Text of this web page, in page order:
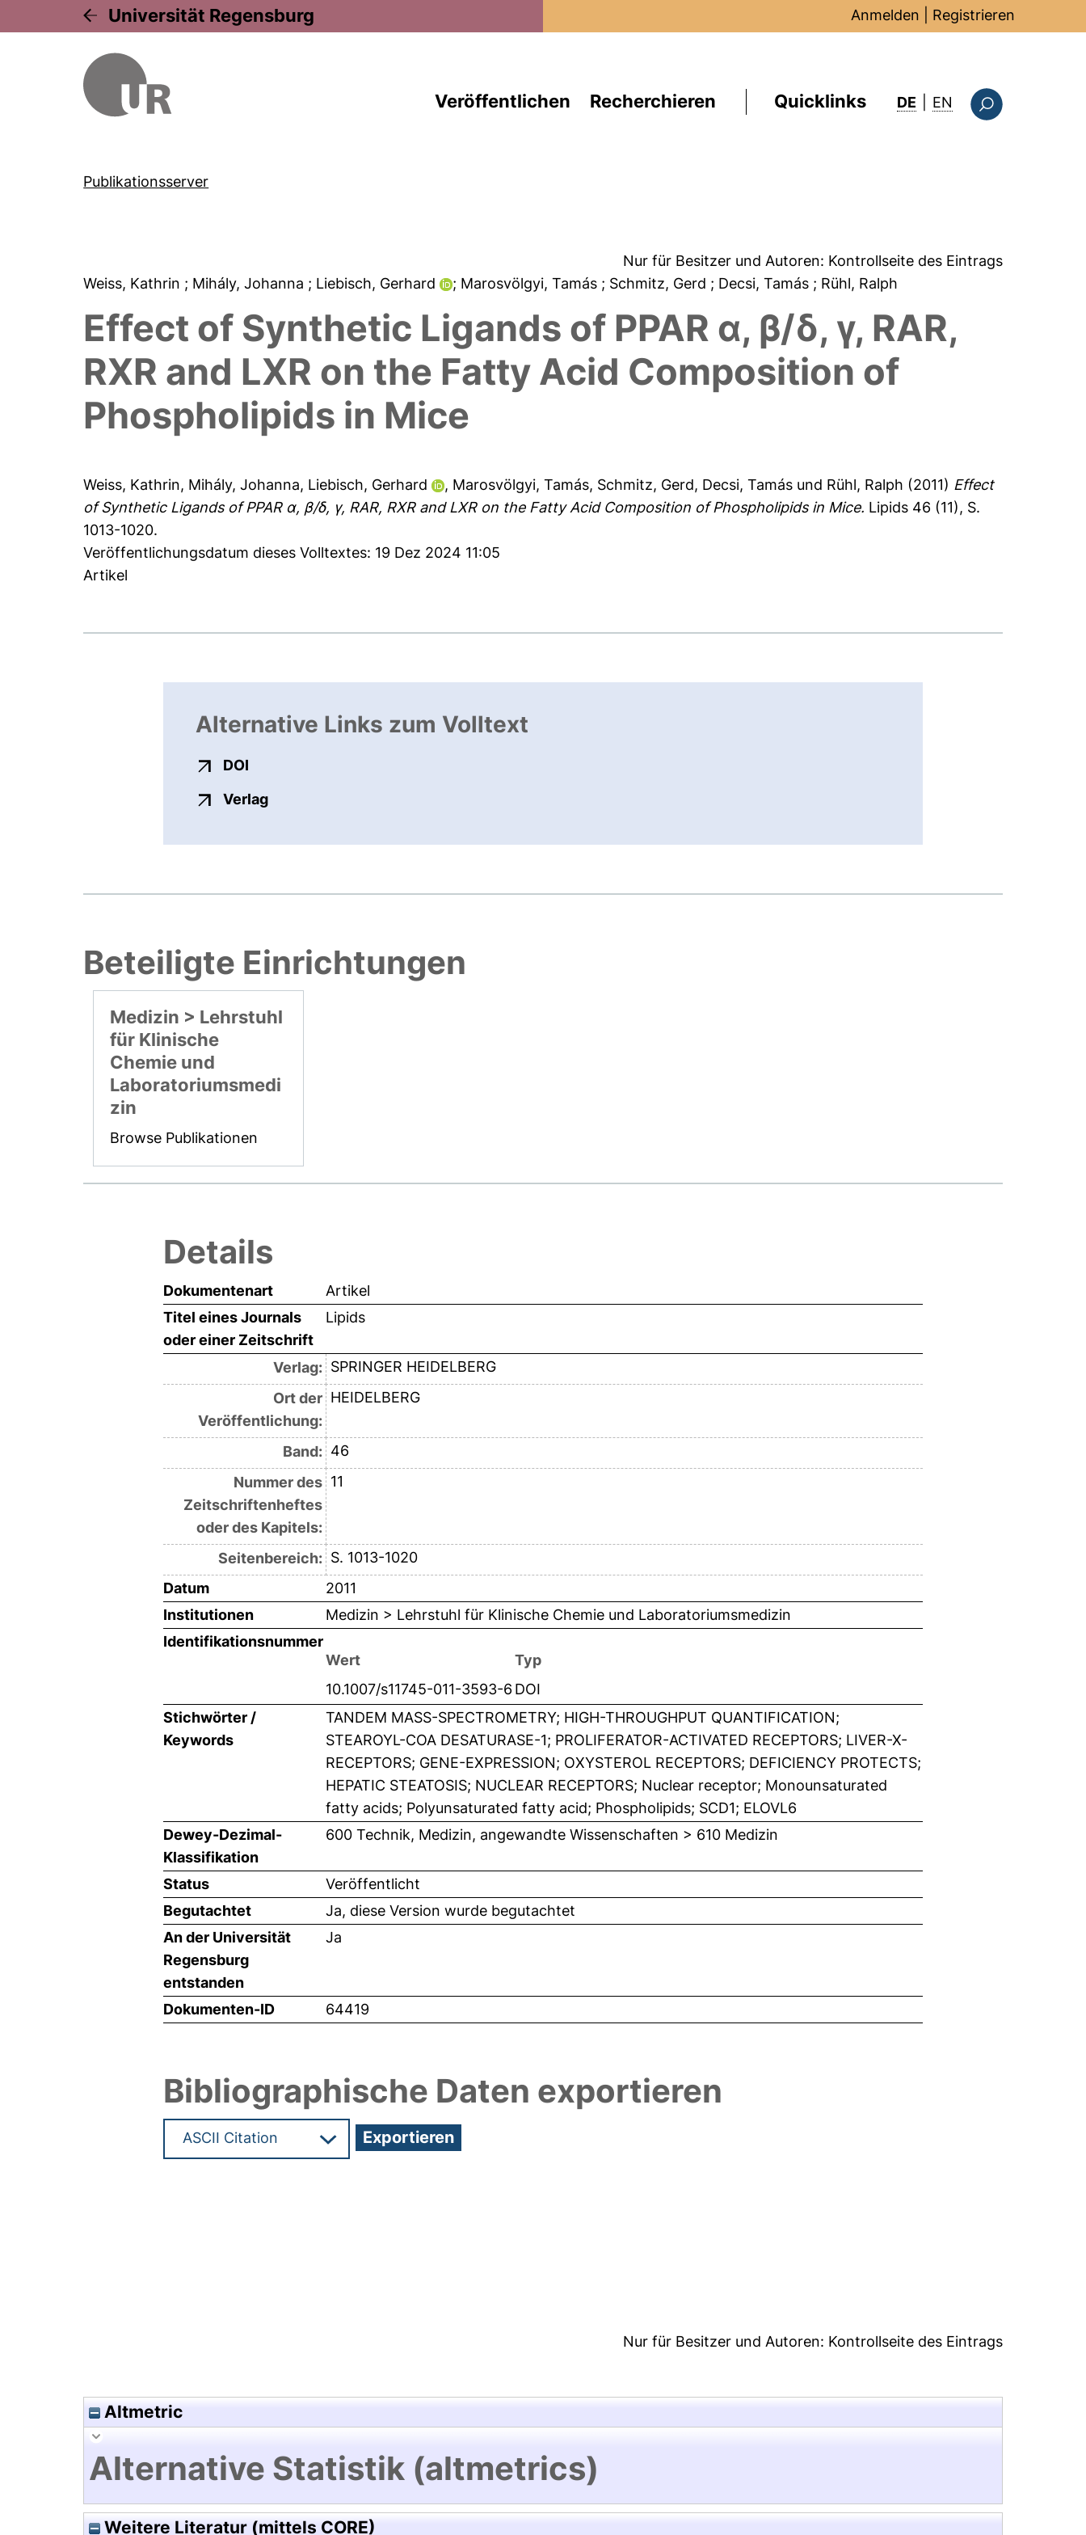
Universität Regensburg Anmelden Registrieren
Veröffentlichen Recherchieren Quicklinks DE EN : this page in
Publikationsserver
Nur für Besitzer und Autoren: Kontrollseite des Eintrags
Weiss, Kathrin ; Mihály, Johanna ; Liebisch, Gerhard ; Marosvölgyi, Tamás ; Schmitz, Gerd ; Decsi, Tamás ; Rühl, Ralph
Effect of Synthetic Ligands of PPAR α, β/δ, γ, RAR,
RXR and LXR on the Fatty Acid Composition of
Phospholipids in Mice
Weiss, Kathrin, Mihály, Johanna, Liebisch, Gerhard , Marosvölgyi, Tamás, Schmitz, Gerd, Decsi, Tamás und Rühl, Ralph (2011) Effect
of Synthetic Ligands of PPAR α, β/δ, γ, RAR, RXR and LXR on the Fatty Acid Composition of Phospholipids in Mice. Lipids 46 (11), S.
1013-1020.
Veröffentlichungsdatum dieses Volltextes: 19 Dez 2024 11:05
Artikel
Alternative Links zum Volltext
DOI
Verlagexterner Link, öffnet neues Fenster
Beteiligte Einrichtungen
Medizin > Lehrstuhl
für Klinische
Chemie und
Laboratoriumsmedi
zin
Browse Publikationen
Details
Dokumentenart
Artikel
Titel eines Journals
oder einer Zeitschrift
Lipids
Verlag: SPRINGER HEIDELBERG
Ort der
Veröffentlichung:
HEIDELBERG
Band: 46
Nummer des
Zeitschriftenheftes
oder des Kapitels:
11
Seitenbereich: S. 1013-1020
Datum
2011
Institutionen
Medizin > Lehrstuhl für Klinische Chemie und Laboratoriumsmedizin
Identifikationsnummer
Wert
Typ
10.1007/s11745-011-3593-6 DOI
Stichwörter /
Keywords
TANDEM MASS-SPECTROMETRY; HIGH-THROUGHPUT QUANTIFICATION;
STEAROYL-COA DESATURASE-1; PROLIFERATOR-ACTIVATED RECEPTORS; LIVER-X-
RECEPTORS; GENE-EXPRESSION; OXYSTEROL RECEPTORS; DEFICIENCY PROTECTS;
HEPATIC STEATOSIS; NUCLEAR RECEPTORS; Nuclear receptor; Monounsaturated
fatty acids; Polyunsaturated fatty acid; Phospholipids; SCD1; ELOVL6
Dewey-Dezimal-
Klassifikation
600 Technik, Medizin, angewandte Wissenschaften > 610 Medizin
Status
Veröffentlicht
Begutachtet
Ja, diese Version wurde begutachtet
An der Universität
Regensburg
entstanden
Ja
Dokumenten-ID 64419
Bibliographische Daten exportieren
Nur für Besitzer und Autoren: Kontrollseite des Eintrags
Altmetric
Alternative Statistik (altmetrics)
Weitere Literatur (mittels CORE)